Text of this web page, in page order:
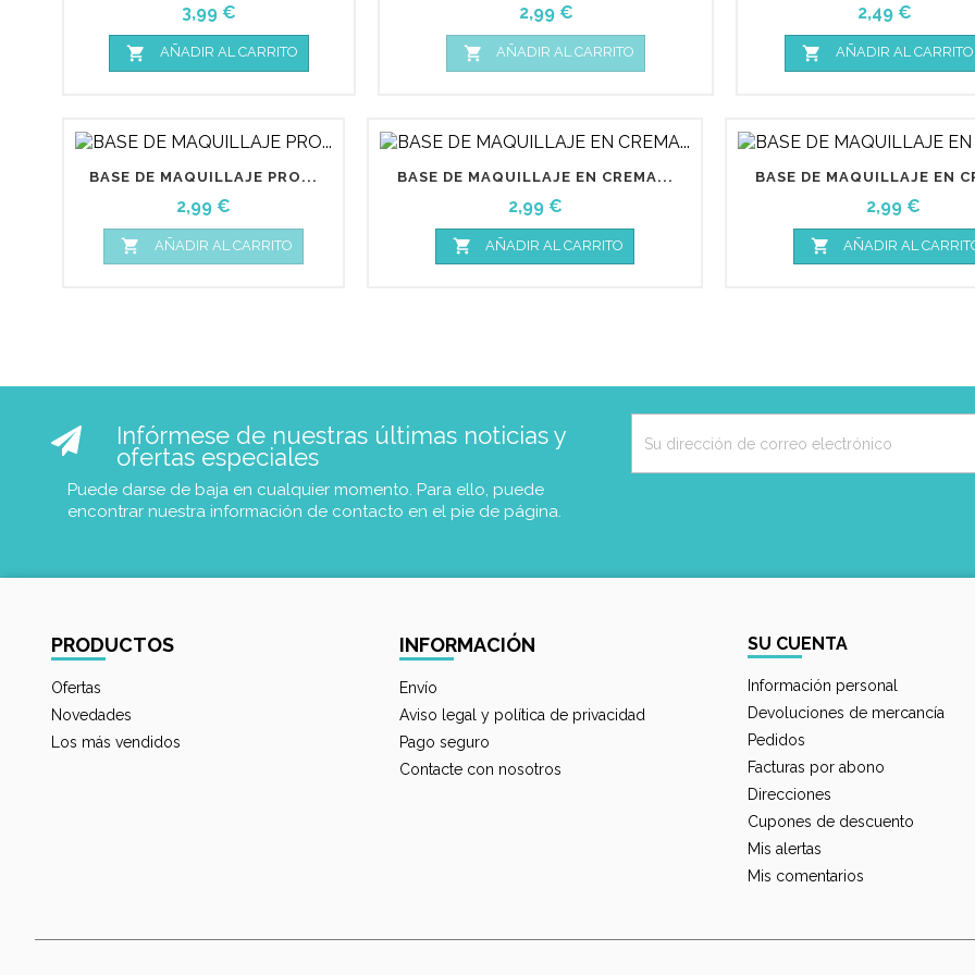
Precio
3,99 €
 AÑADIR AL CARRITO
Precio
2,99 €
 AÑADIR AL CARRITO
Precio
2,49 €
 AÑADIR AL CARRITO
BASE DE MAQUILLAJE PRO...
Precio
2,99 €
 AÑADIR AL CARRITO
BASE DE MAQUILLAJE EN CREMA...
Precio
2,99 €
 AÑADIR AL CARRITO
BASE DE MAQUILLAJE EN
Precio
2,99 €
 AÑADIR AL
Infórmese de nuestras últimas noticias y
ofertas especiales
Puede darse de baja en cualquier momento. Para ello, puede
encontrar nuestra información de contacto en el pie de página.
PRODUCTOS
Ofertas
Novedades
Los más vendidos
INFORMACIÓN
Envío
Aviso legal y política de privacidad
Pago seguro
Contacte con nosotros
SU CUENTA
Información personal
Devoluciones de mercancía
Pedidos
Facturas por abono
Direcciones
Cupones de descuento
Mis alertas
Mis comentarios